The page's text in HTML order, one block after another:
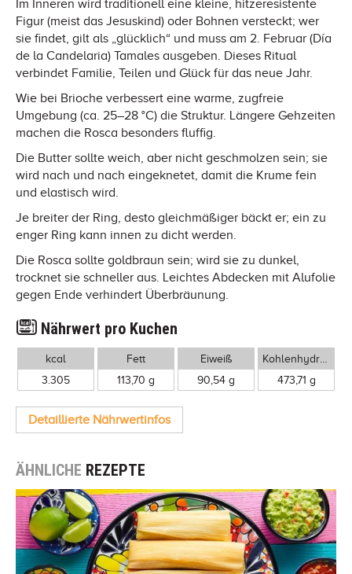
Im Inneren wird traditionell eine kleine, hitzeresistente
Figur (meist das Jesuskind) oder Bohnen versteckt; wer
sie findet, gilt als „glücklich“ und muss am 2. Februar (Día
de la Candelaria) Tamales ausgeben. Dieses Ritual
verbindet Familie, Teilen und Glück für das neue Jahr.
Wie bei Brioche verbessert eine warme, zugfreie
Umgebung (ca. 25–28 °C) die Struktur. Längere Gehzeiten
machen die Rosca besonders fluffig.
Die Butter sollte weich, aber nicht geschmolzen sein; sie
wird nach und nach eingeknetet, damit die Krume fein
und elastisch wird.
Je breiter der Ring, desto gleichmäßiger bäckt er; ein zu
enger Ring kann innen zu dicht werden.
Die Rosca sollte goldbraun sein; wird sie zu dunkel,
trocknet sie schneller aus. Leichtes Abdecken mit Alufolie
gegen Ende verhindert Überbräunung.
Nährwert pro Kuchen
kcal
3.305
Fett
113,70 g
Eiweiß
90,54 g
Kohlenhydrate
473,71 g
Detaillierte Nährwertinfos
ÄHNLICHE REZEPTE